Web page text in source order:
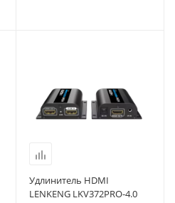
Удлинитель HDMI
LENKENG LKV372PRO-4.0